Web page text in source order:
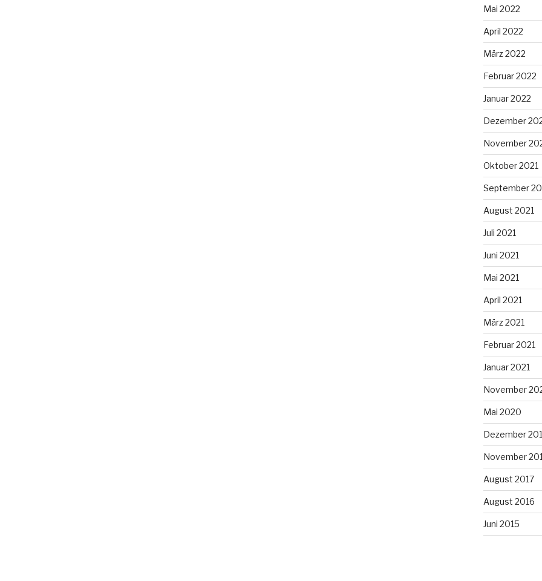
Mai 2022
April 2022
März 2022
Februar 2022
Januar 2022
Dezember
November
Oktober 2021
September
August 2021
Juli 2021
Juni 2021
Mai 2021
April 2021
März 2021
Februar 2021
Januar 2021
November
Mai 2020
Dezember
November
August 2017
August 2016
Juni 2015